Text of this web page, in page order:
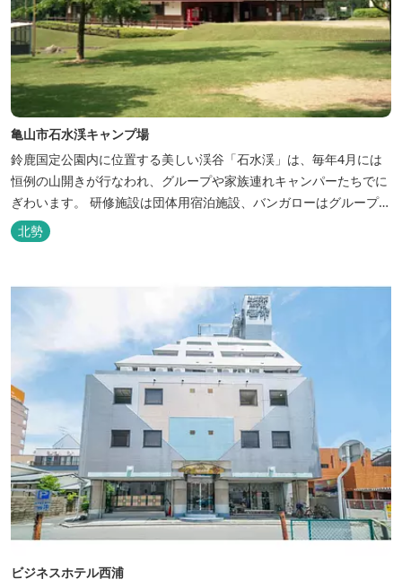
亀山市石水渓キャンプ場
鈴鹿国定公園内に位置する美しい渓谷「石水渓」は、毎年4月には
恒例の山開きが行なわれ、グループや家族連れキャンパーたちでに
ぎわいます。 研修施設は団体用宿泊施設、バンガローはグループ・
家族連れ用宿泊施設として、ハイキングやキャンプの拠点として最
適です。
北勢
ビジネスホテル西浦